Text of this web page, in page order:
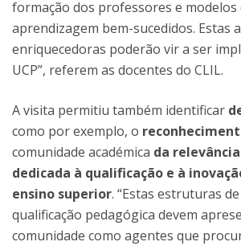
formação dos professores e modelos
aprendizagem bem-sucedidos. Estas
enriquecedoras poderão vir a ser
UCP”, referem as docentes do CLIL.
A visita permitiu também identificar
como por exemplo, o
comunidade académica da
dedicada à qualificação e à
ensino superior. “Estas estruturas
qualificação pedagógica devem
comunidade como agentes que